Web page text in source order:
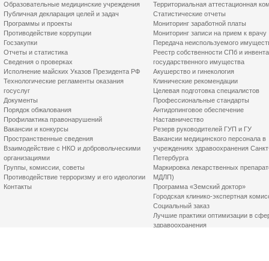
Образовательные медицинские учреждения
Публичная декларация целей и задач
Программы и проекты
Противодействие коррупции
Госзакупки
Отчеты и статистика
Сведения о проверках
Исполнение майских Указов Президента РФ
Технологические регламенты оказания
госуслуг
Документы
Порядок обжалования
Профилактика правонарушений
Вакансии и конкурсы
Пространственные сведения
Взаимодействие с НКО и добровольческими
организациями
Группы, комиссии, советы
Противодействие терроризму и его идеологии
Контакты
Территориальная аттестационная
Статистические отчеты
Мониторинг заработной платы
Мониторинг записи на прием к врачу
Передача неиспользуемого
Реестр собственности СПб и
государственного имущества
Акушерство и гинекология
Клинические рекомендации
Целевая подготовка специалистов
Профессиональные стандарты
Антидопинговое обеспечение
Наставничество
Резерв руководителей ГУП и ГУ
Вакансии медицинского персонала в
учреждениях здравоохранения
Петербурга
Маркировка лекарственных
МДЛП)
Программа «Земский доктор»
Городская клинико-экспертная
Социальный заказ
Лучшие практики оптимизации в
здравоохранения